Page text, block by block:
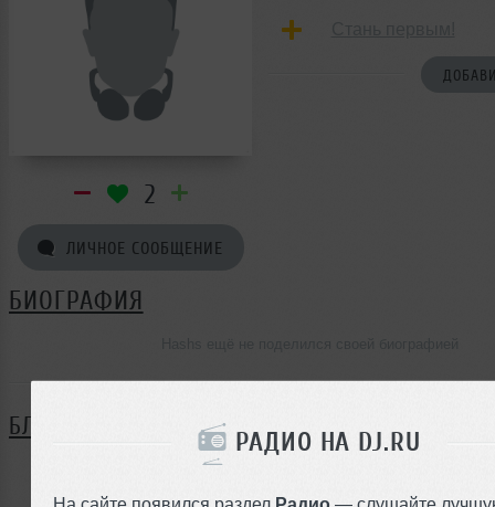
РАДИО НА DJ.RU
На сайте появился раздел Радио — слушайте
2
ЛИЧНОЕ СООБЩЕНИЕ
БИОГРАФИЯ
БЛОГ